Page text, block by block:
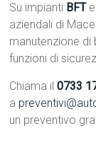
Su impianti BFT
aziendali di
manutenzione
funzioni di
Chiama il0733
a
un preventivo